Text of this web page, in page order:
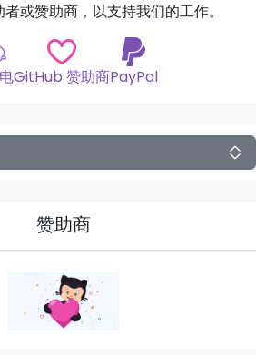
或赞助商，以支持我们的工作。
GitHub 赞助商PayPal
赞助商